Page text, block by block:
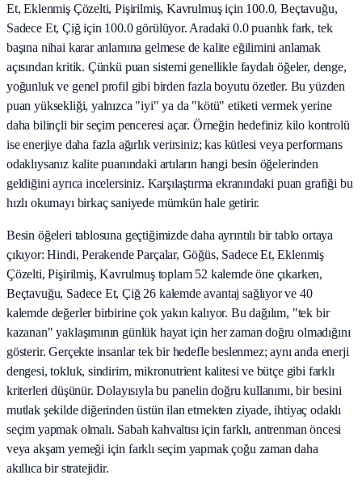
Et, Eklenmiş Çözelti, Pişirilmiş, Kavrulmuş için 100.0, Beçtavuğu,
Sadece Et, Çiğ için 100.0 görülüyor. Aradaki 0.0 puanlık fark, tek
başına nihai karar anlamına gelmese de kalite eğilimini anlamak
açısından kritik. Çünkü puan sistemi genellikle faydalı öğeler, denge,
yoğunluk ve genel profil gibi birden fazla boyutu özetler. Bu yüzden
puan yüksekliği, yalnızca "iyi" ya da "kötü" etiketi vermek yerine
daha bilinçli bir seçim penceresi açar. Örneğin hedefiniz kilo kontrolü
ise enerjiye daha fazla ağırlık verirsiniz; kas kütlesi veya performans
odaklıysanız kalite puanındaki artıların hangi besin öğelerinden
geldiğini ayrıca incelersiniz. Karşılaştırma ekranındaki puan grafiği bu
hızlı okumayı birkaç saniyede mümkün hale getirir.
Besin öğeleri tablosuna geçtiğimizde daha ayrıntılı bir tablo ortaya
çıkıyor: Hindi, Perakende Parçalar, Göğüs, Sadece Et, Eklenmiş
Çözelti, Pişirilmiş, Kavrulmuş toplam 52 kalemde öne çıkarken,
Beçtavuğu, Sadece Et, Çiğ 26 kalemde avantaj sağlıyor ve 40
kalemde değerler birbirine çok yakın kalıyor. Bu dağılım, "tek bir
kazanan" yaklaşımının günlük hayat için her zaman doğru olmadığını
gösterir. Gerçekte insanlar tek bir hedefle beslenmez; aynı anda enerji
dengesi, tokluk, sindirim, mikronutrient kalitesi ve bütçe gibi farklı
kriterleri düşünür. Dolayısıyla bu panelin doğru kullanımı, bir besini
mutlak şekilde diğerinden üstün ilan etmekten ziyade, ihtiyaç odaklı
seçim yapmak olmalı. Sabah kahvaltısı için farklı, antrenman öncesi
veya akşam yemeği için farklı seçim yapmak çoğu zaman daha
akıllıca bir stratejidir.